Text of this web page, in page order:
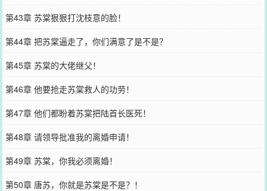
第43章 苏棠狠狠打沈枝意的脸！
第44章 把苏棠逼走了，你们满意了是不是？
第45章 苏棠的大佬继父！
第46章 他要抢走苏棠救人的功劳！
第47章 他们都盼着苏棠把陆首长医死！
第48章 请领导批准我的离婚申请！
第49章 苏棠，你我必须离婚！
第50章 唐苏，你就是苏棠是不是？！